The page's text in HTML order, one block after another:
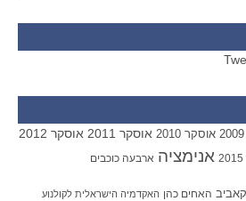
אוסקר 2010 אוסקר 2011 אוסקר 2012
אנימציה ארבעה כוכבים
האחים כהן האקדמיה הישראלית לקולנוע